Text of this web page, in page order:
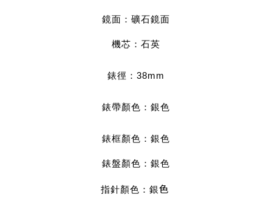
鏡面：礦石鏡面
機芯：石英
錶徑：38mm
錶帶顏色：銀色
錶框顏色：銀色
錶盤顏色：銀色
指針顏色：銀色